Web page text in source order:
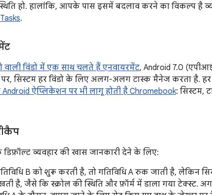
हो. हालांकि, आपके पास इसमें बदलाव करने का विकल्प है
Tasks.
वाली विंडो में एक साथ चलते हैं एनवायरमेंट, Android 7.0
सिस्टम हर विंडो के लिए अलग-अलग टास्क मैनेज करता है. हर
ऐप्लिकेशन पर भी लागू होती है Chromebook: सिस्टम,
डिफ़ॉल्ट व्यवहार की खास जानकारी देने के लिए:
B को शुरू करती है, तो गतिविधि A रुक जाती है, लेकिन
है, जैसे कि स्क्रोल की स्थिति और फ़ॉर्म में डाला गया टेक्स्ट.